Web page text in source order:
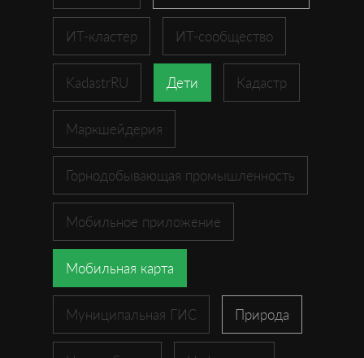
ИТ-кластер ИТ-сообщество
KadastrRU Дети Кадастр
Маркшейдерия
Горнодобывающая промышленность
Мобильное приложение
Мобильная карта
Муниципальная ГИС Природа